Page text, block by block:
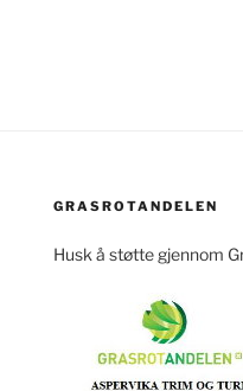
GRASROTANDELEN
Husk å støtte gjennom